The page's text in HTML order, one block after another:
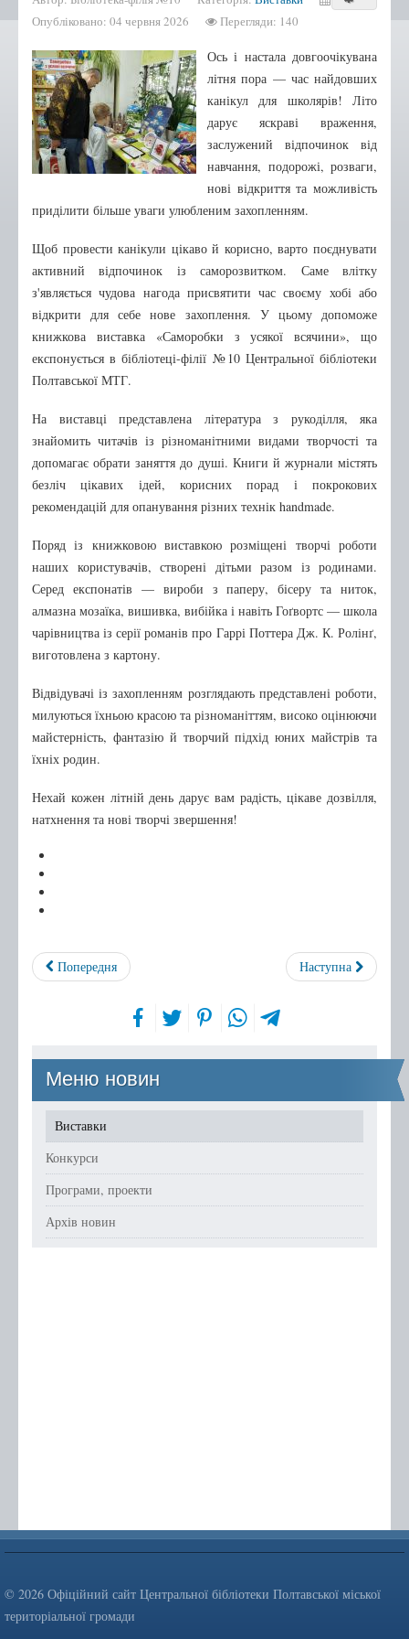
Бібліотека-філія №2
Бібліотека-філія №4
Бібліотека-філія №5
Бібліотека-філія №6
Бібліотека-філія №7
Бібліотека-філія №10
Бібліотека-філія №12
Бібліотека-філія №13
Нові надходження
Афіша
Відео
Бібліотечному фахівцю
Про нас
Правила користування
Графік роботи
Про нас в ЗМІ
Друковані видання
Інтернет-видання
Архів публікацій
Опубліковано: 04 червня 2026
Перегляди: 140
Ось і настала довгоочікувана
літня пора — час найдовших
канікул для школярів! Літо
дарує яскраві враження,
заслужений відпочинок від
навчання, подорожі, розваги,
нові відкриття та можливість
приділити більше уваги улюбленим захопленням.
Щоб провести канікули цікаво й корисно, варто поєднувати
активний відпочинок із саморозвитком. Саме влітку
з'являється чудова нагода присвятити час своєму хобі або
відкрити для себе нове захоплення. У цьому допоможе
книжкова виставка «Саморобки з усякої всячини», що
експонується в бібліотеці-філії №10 Центральної бібліотеки
Полтавської МТГ.
На виставці представлена література з рукоділля, яка
знайомить читачів із різноманітними видами творчості та
допомагає обрати заняття до душі. Книги й журнали містять
безліч цікавих ідей, корисних порад і покрокових
рекомендацій для опанування різних технік handmade.
Поряд із книжковою виставкою розміщені творчі роботи
наших користувачів, створені дітьми разом із родинами.
Серед експонатів — вироби з паперу, бісеру та ниток,
алмазна мозаїка, вишивка, вибійка і навіть Гоґвортс — школа
чарівництва із серії романів про Гаррі Поттера Дж. К. Ролінґ,
виготовлена з картону.
Відвідувачі із захопленням розглядають представлені роботи,
милуються їхньою красою та різноманіттям, високо оцінюючи
майстерність, фантазію й творчий підхід юних майстрів та
їхніх родин.
Нехай кожен літній день дарує вам радість, цікаве дозвілля,
натхнення та нові творчі звершення!
Попередня Наступна
Меню новин
Виставки
Конкурси
Програми, проекти
Архів новин
© 2026 Офіційний сайт Центральної бібліотеки Полтавської міської
територіальної громади